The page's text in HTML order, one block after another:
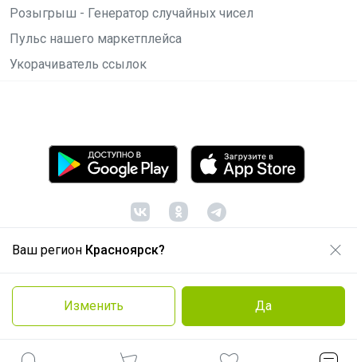
Ваш регион Красноярск?
Изменить Да
Розыгрыш - Генератор случайных чисел
Пульс нашего маркетплейса
Укорачиватель ссылок
© ООО "Лявита", ОГРН 1122468054070, 2012 -2026
Политика конфиденциальности
Cоглашение пользователя